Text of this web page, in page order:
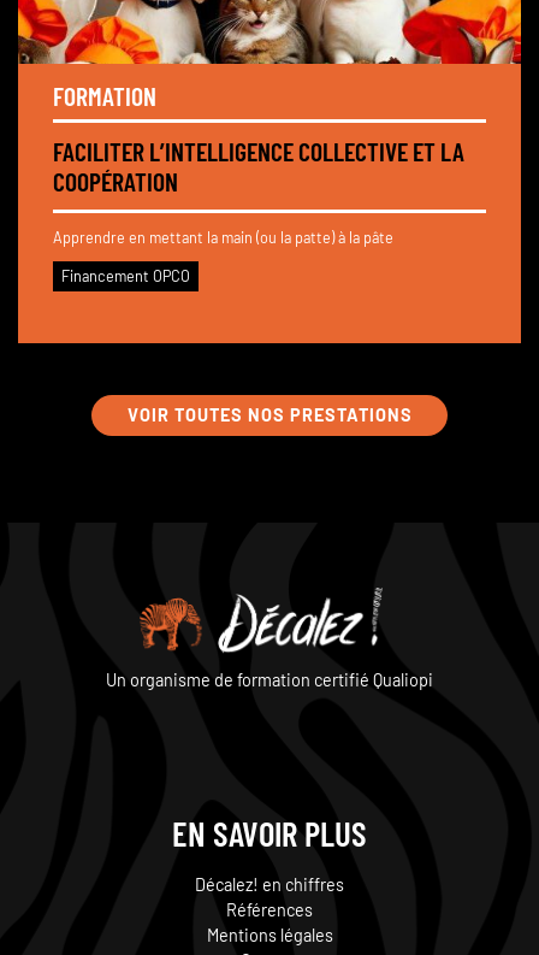
FORMATION
FACILITER L’INTELLIGENCE COLLECTIVE ET LA
COOPÉRATION
Apprendre en mettant la main (ou la patte) à la pâte
Financement OPCO
VOIR TOUTES NOS PRESTATIONS
Un organisme de formation certifié Qualiopi
EN SAVOIR PLUS
Décalez! en chiffres
Références
Mentions légales